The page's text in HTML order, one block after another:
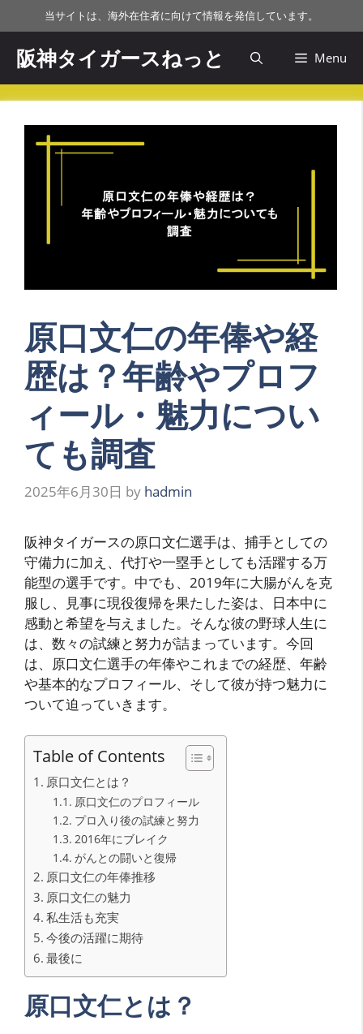
ン
ツ
当サイトは、海外在住者に向けて情報を発信しています。
阪神タイガースねっと Menu
原口文仁の年俸や経
歴は？年齢やプロフ
ィール・魅力につい
ても調査
2025年6月30日 by hadmin
阪神タイガースの原口文仁選手は、捕手としての
守備力に加え、代打や一塁手としても活躍する万
能型の選手です。中でも、2019年に大腸がんを克
服し、見事に現役復帰を果たした姿は、日本中に
感動と希望を与えました。そんな彼の野球人生に
は、数々の試練と努力が詰まっています。今回
は、原口文仁選手の年俸やこれまでの経歴、年齢
や基本的なプロフィール、そして彼が持つ魅力に
ついて迫っていきます。
Table of Contents
原口文仁とは？
原口文仁のプロフィール
プロ入り後の試練と努力
2016年にブレイク
がんとの闘いと復帰
原口文仁の年俸推移
原口文仁の魅力
私生活も充実
今後の活躍に期待
最後に
原口文仁とは？